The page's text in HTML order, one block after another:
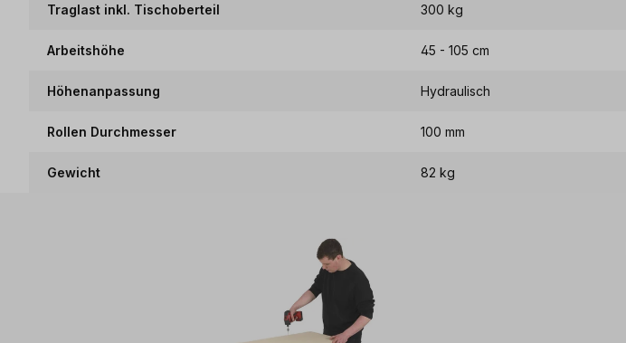
Traglast inkl. Tischoberteil 300 kg
Arbeitshöhe 45 - 105 cm
Höhenanpassung Hydraulisch
Rollen Durchmesser 100 mm
Gewicht 82 kg